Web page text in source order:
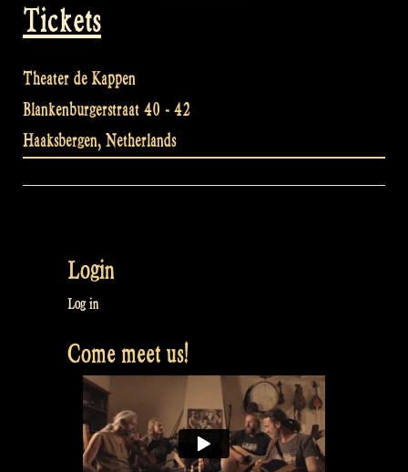
Tickets
Theater de Kappen
Blankenburgerstraat 40 - 42
Haaksbergen, Netherlands
Login
Log in
Come meet us!